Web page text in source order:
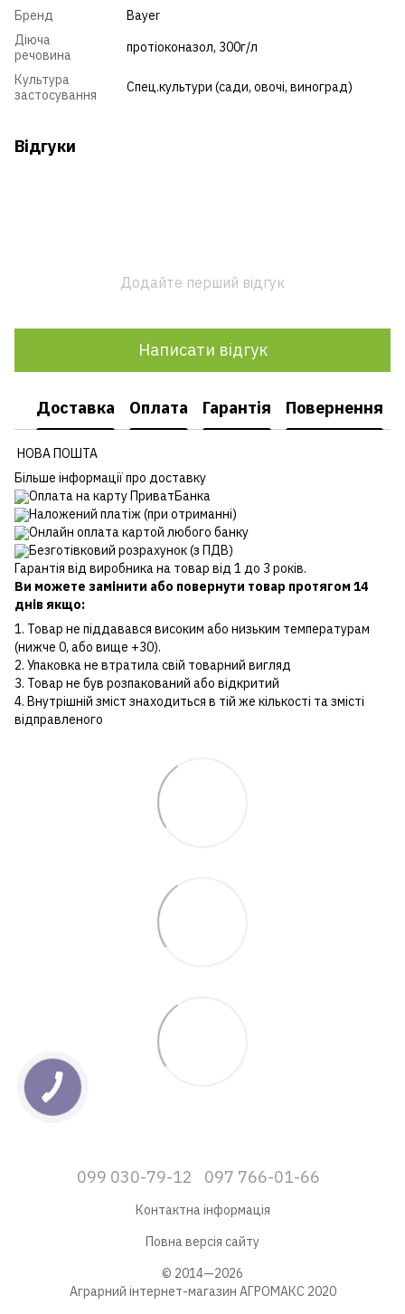
Бренд
Bayer
Діюча
речовина
протіоконазол, 300г/л
Культура
застосування
Спец.культури (сади, овочі, виноград)
Відгуки
Додайте перший відгук
Написати відгук
Доставка Оплата Гарантія Повернення
НОВА ПОШТА
Більше інформації про доставку
Оплата на карту ПриватБанка
Наложений платіж (при отриманні)
Онлайн оплата картой любого банку
Безготівковий розрахунок (з ПДВ)
Гарантія від виробника на товар від 1 до 3 років.
Ви можете замінити або повернути товар протягом 14
днів якщо:
1. Товар не піддавався високим або низьким температурам
(нижче 0, або вище +30).
2. Упаковка не втратила свій товарний вигляд
3. Товар не був розпакований або відкритий
4. Внутрішній зміст знаходиться в тій же кількості та змісті
відправленого
099 030-79-12 097 766-01-66
Контактна інформація
Повна версія сайту
© 2014—2026
Аграрний інтернет-магазин АГРОМАКС 2020